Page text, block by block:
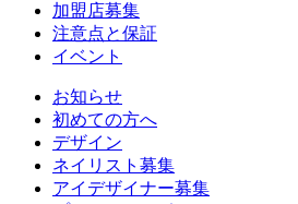
加盟店募集
注意点と保証
イベント
お知らせ
初めての方へ
デザイン
ネイリスト募集
アイデザイナー募集